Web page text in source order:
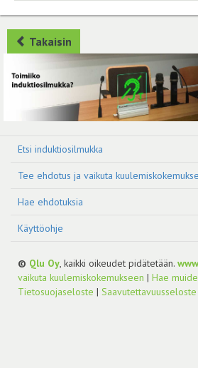
Takaisin
Etsi induktiosilmukka
Tee ehdotus ja vaikuta
Hae ehdotuksia
Käyttöohje
© Qlu Oy, kaikki oikeudet pidätetään.
vaikuta kuulemiskokemukseen | Hae
Tietosuojaseloste | Saavutettavuusseloste